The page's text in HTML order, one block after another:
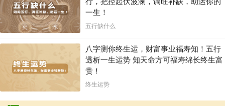
行，把控起伏波澜，调旺补缺，助运你的
一生！
五行缺什么
八字测你终生运，财富事业福寿知！五行
透析一生运势 知天命方可福寿绵长终生富
贵！
终生运势